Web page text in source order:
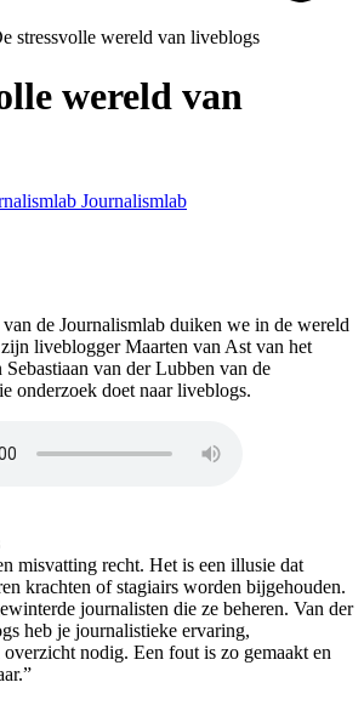
stressvolle wereld van liveblogs
wereld van
Journalismlab
de Journalismlab duiken we in de wereld
liveblogger Maarten van Ast van het
van der Lubben van de
onderzoek doet naar liveblogs.
misvatting recht. Het is een illusie dat
krachten of stagiairs worden bijgehouden.
journalisten die ze beheren. Van der
heb je journalistieke ervaring,
overzicht nodig. Een fout is zo gemaakt en